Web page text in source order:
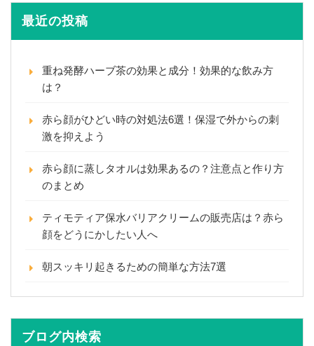
最近の投稿
重ね発酵ハーブ茶の効果と成分！効果的な飲み方
は？
赤ら顔がひどい時の対処法6選！保湿で外からの刺
激を抑えよう
赤ら顔に蒸しタオルは効果あるの？注意点と作り方
のまとめ
ティモティア保水バリアクリームの販売店は？赤ら
顔をどうにかしたい人へ
朝スッキリ起きるための簡単な方法7選
ブログ内検索